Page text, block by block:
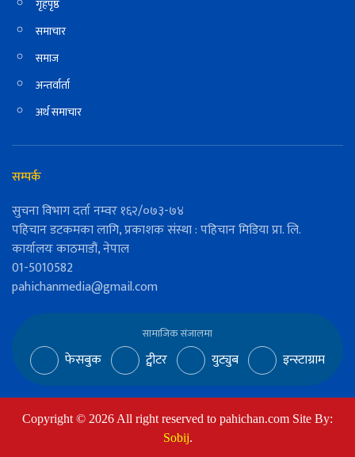
गृहपृष्ठ
समाचार
समाज
अन्तर्वार्ता
अर्थ समाचार
सम्पर्क
सुचना विभाग दर्ता नम्वर १६२/०७३-७४
पहिचान डटकमका लागि, प्रकाशक संस्था : पहिचान मिडिया प्रा. लि.
कार्यालयः काठमाडौं, नेपाल
01-5010582
pahichanmedia@gmail.com
सामाजिक संजालमा
फेसबुक ट्वीटर युट्युब इन्स्टाग्राम
Copyright © 2026 All right reserved to pahichan.com Site By:
Sobij.